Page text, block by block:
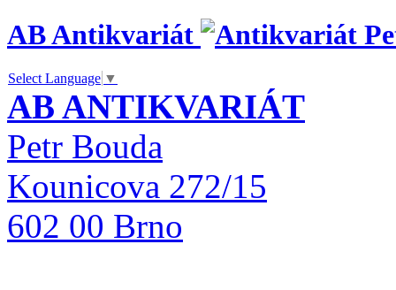
AB Antikvariát
Select Language ▼
AB ANTIKVARIÁT
Petr Bouda
Kounicova 272/15
602 00 Brno